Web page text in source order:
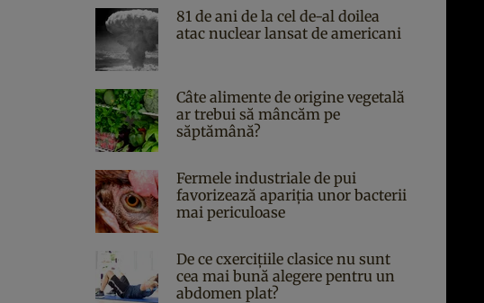
81 de ani de la cel de-al doilea
atac nuclear lansat de americani
Câte alimente de origine vegetală
ar trebui să mâncăm pe
săptămână?
Fermele industriale de pui
favorizează apariția unor bacterii
mai periculoase
De ce cxercițiile clasice nu sunt
cea mai bună alegere pentru un
abdomen plat?